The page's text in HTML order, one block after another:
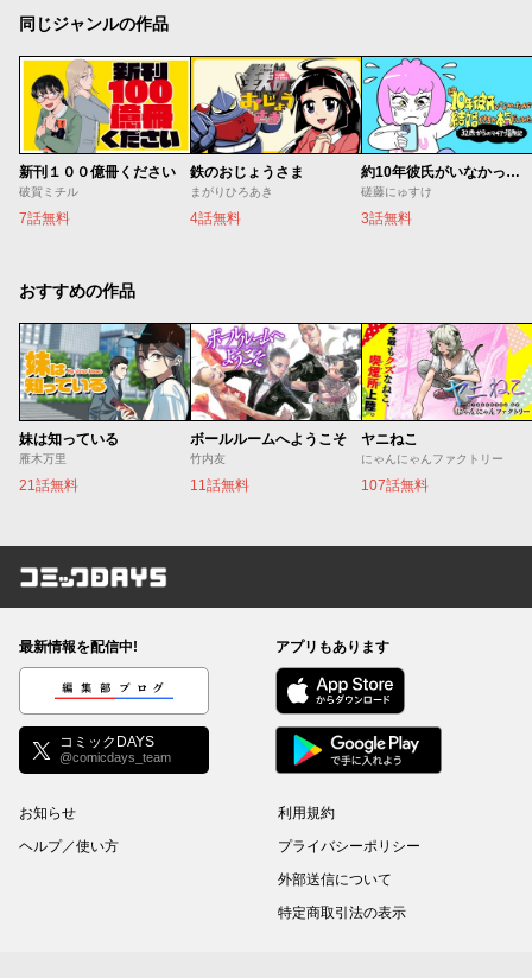
同じジャンルの作品
新刊１００億冊ください
破賀ミチル
7話無料
鉄のおじょうさま
まがりひろあき
4話無料
約10年彼氏がいなかったが結婚できるか本気出してみた 32歳からのマチアプ冒険記
磋藤にゅすけ
3話無料
おすすめの作品
妹は知っている
雁木万里
21話無料
ボールルームへようこそ
竹内友
11話無料
ヤニねこ
にゃんにゃんファクトリー
107話無料
コミックDAYS
最新情報を配信中!
編集部ブログ
コミックDAYS
@comicdays_team
アプリもあります
お知らせ
ヘルプ／使い方
利用規約
プライバシーポリシー
外部送信について
特定商取引法の表示